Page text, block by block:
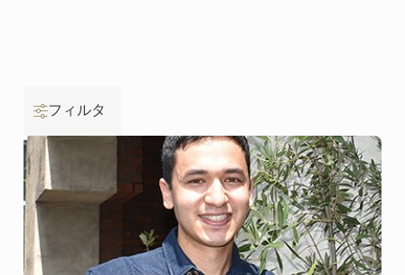
フィルタ